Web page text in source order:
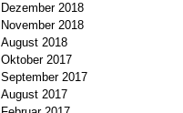
Dezember 2018
November 2018
August 2018
Oktober 2017
September 2017
August 2017